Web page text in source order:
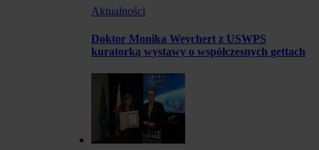
Aktualności
Doktor Monika Weychert z USWPS
kuratorką wystawy o współczesnych gettach